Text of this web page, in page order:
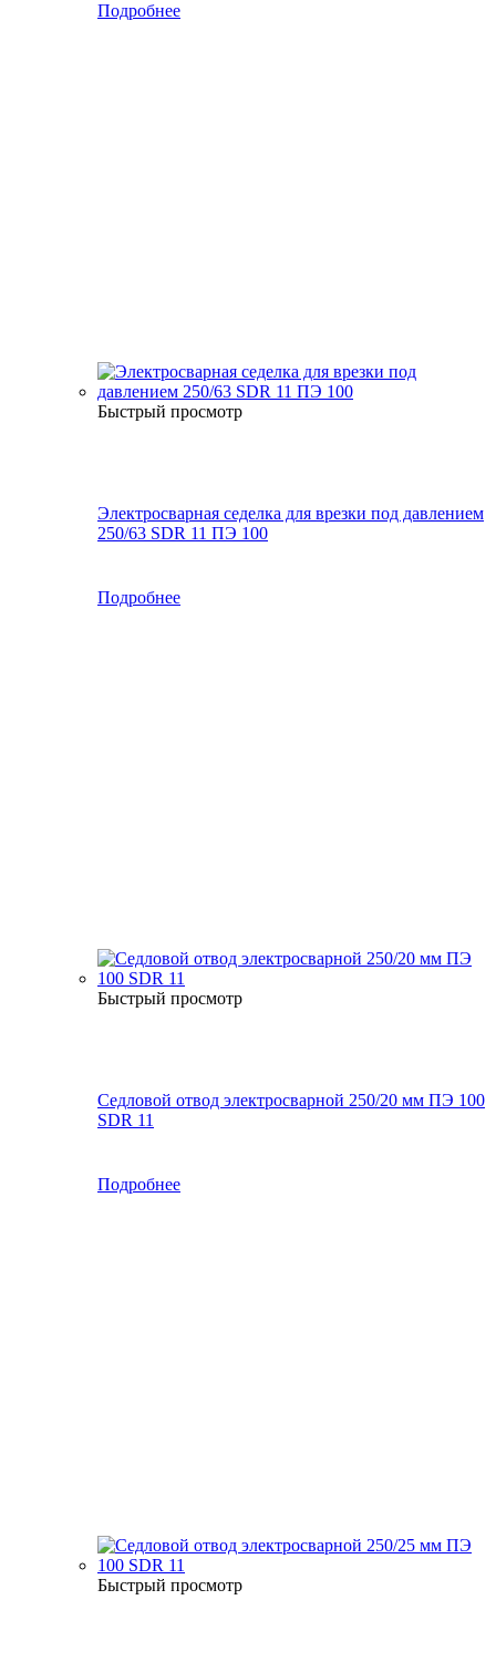
Подробнее
Быстрый просмотр
Электросварная седелка для врезки под давлением
250/63 SDR 11 ПЭ 100
Подробнее
Быстрый просмотр
Седловой отвод электросварной 250/20 мм ПЭ 100
SDR 11
Подробнее
Быстрый просмотр